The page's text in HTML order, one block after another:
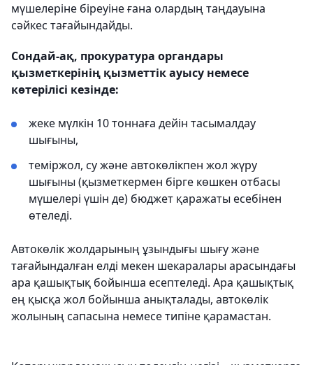
мүшелеріне біреуіне ғана олардың таңдауына
сәйкес тағайындайды.
Сондай-ақ, прокуратура органдары
қызметкерінің қызметтік ауысу немесе
көтерілісі кезінде:
жеке мүлкін 10 тоннаға дейін тасымалдау
шығыны,
теміржол, су және автокөлікпен жол жүру
шығыны (қызметкермен бірге көшкен отбасы
мүшелері үшін де) бюджет қаражаты есебінен
өтеледі.
Автокөлік жолдарының ұзындығы шығу және
тағайындалған елді мекен шекаралары арасындағы
ара қашықтық бойынша есептеледі. Ара қашықтық
ең қысқа жол бойынша анықталады, автокөлік
жолының сапасына немесе типіне қарамастан.